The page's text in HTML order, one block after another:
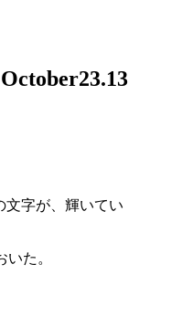
October23.13
字が、輝いてい
た。